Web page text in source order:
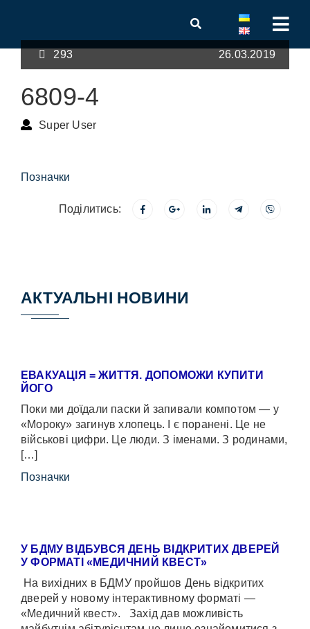
293 26.03.2019
6809-4
Super User
Позначки
Поділитись:
АКТУАЛЬНІ НОВИНИ
ЕВАКУАЦІЯ = ЖИТТЯ. ДОПОМОЖИ КУПИТИ
ЙОГО
Поки ми доїдали паски й запивали компотом — у
«Мороку» загинув хлопець. І є поранені. Це не
військові цифри. Це люди. З іменами. З родинами,
[…]
Позначки
У БДМУ ВІДБУВСЯ ДЕНЬ ВІДКРИТИХ ДВЕРЕЙ
У ФОРМАТІ «МЕДИЧНИЙ КВЕСТ»
На вихідних в БДМУ пройшов День відкритих
дверей у новому інтерактивному форматі —
«Медичний квест». Захід дав можливість